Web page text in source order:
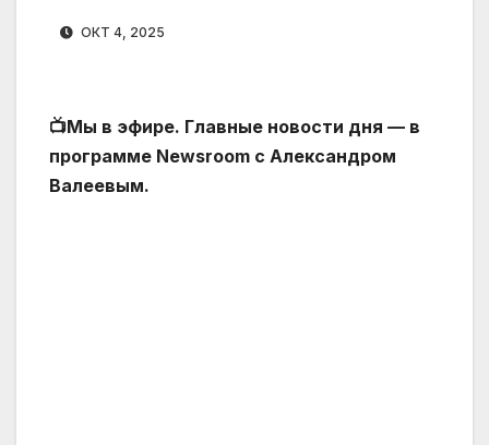
ОКТ 4, 2025
📺Мы в эфире. Главные новости дня — в
программе Newsroom с Александром
Валеевым.